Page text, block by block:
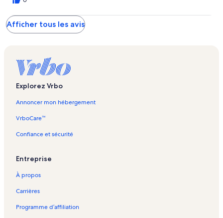
Afficher tous les avis
Explorez Vrbo
Annoncer mon hébergement
VrboCare™
Confiance et sécurité
Entreprise
À propos
Carrières
Programme d’affiliation